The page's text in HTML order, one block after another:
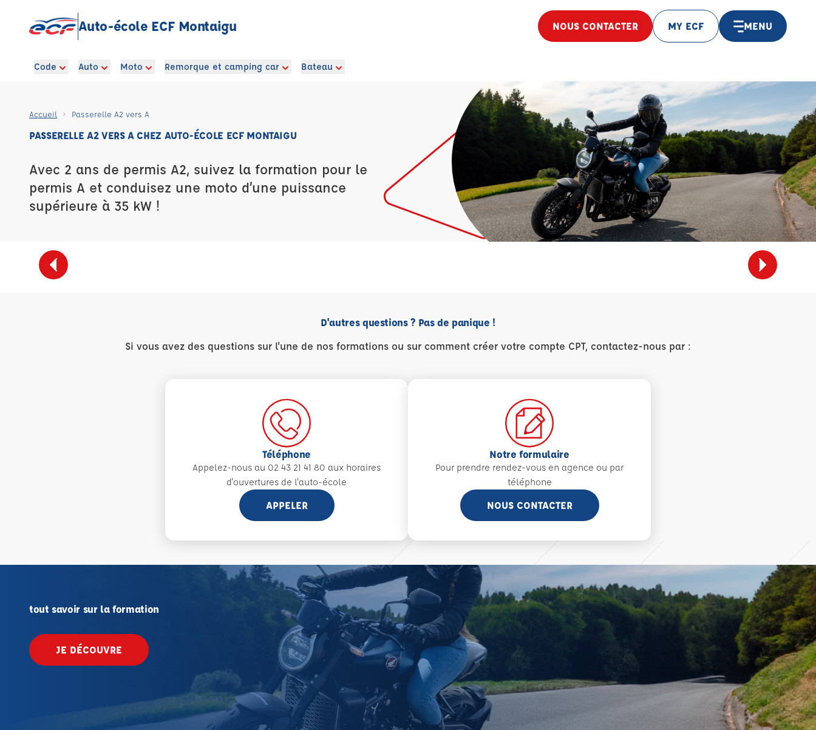
Auto-école ECF Montaigu NOUS CONTACTER MY ECF MENU
Code Auto Moto Remorque et camping car Bateau
Accueil Passerelle A2 vers A
PASSERELLE A2 VERS A CHEZ AUTO-ÉCOLE ECF MONTAIGU
Avec 2 ans de permis A2, suivez la formation pour le
permis A et conduisez une moto d’une puissance
supérieure à 35 kW !
D'autres questions ? Pas de panique !
Si vous avez des questions sur l'une de nos formations ou sur comment créer votre compte CPT, contactez-nous par :
Téléphone
Appelez-nous au 02 43 21 41 80 aux horaires
d'ouvertures de l'auto-école
APPELER
Notre formulaire
Pour prendre rendez-vous en agence ou par
téléphone
NOUS CONTACTER
tout savoir sur la formation
JE DÉCOUVRE